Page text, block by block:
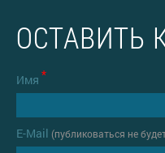
ОСТАВИТЬ
Имя *
Е-Mail (публиковаться не